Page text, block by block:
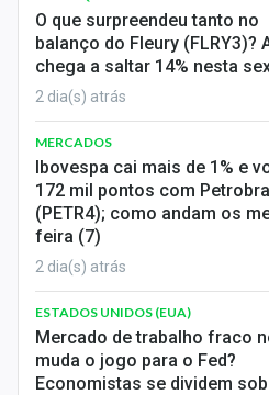
O que surpreendeu tanto no
balanço do Fleury (FLRY3)?
chega a saltar 14% nesta
2 dia(s) atrás
MERCADOS
Ibovespa cai mais de 1% e
172 mil pontos com
(PETR4); como andam os
feira (7)
2 dia(s) atrás
ESTADOS UNIDOS (EUA)
Mercado de trabalho fraco
muda o jogo para o Fed?
Economistas se dividem